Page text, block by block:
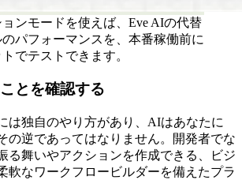
ンモードを使えば、Eve AIの代替
パフォーマンスを、本番稼働前に
でテストできます。
とを確認する
は独自のやり方があり、AIはあなたに
の逆であってはなりません。開発者でな
る舞いやアクションを作成できる、ビジ
軟なワークフロービルダーを備えたプラ